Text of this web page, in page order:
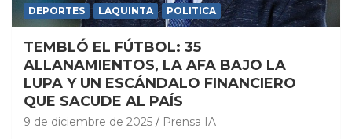
DEPORTES LAQUINTA POLITICA
TEMBLÓ EL FÚTBOL: 35
ALLANAMIENTOS, LA AFA BAJO LA
LUPA Y UN ESCÁNDALO FINANCIERO
QUE SACUDE AL PAÍS
9 de diciembre de 2025 Prensa IA